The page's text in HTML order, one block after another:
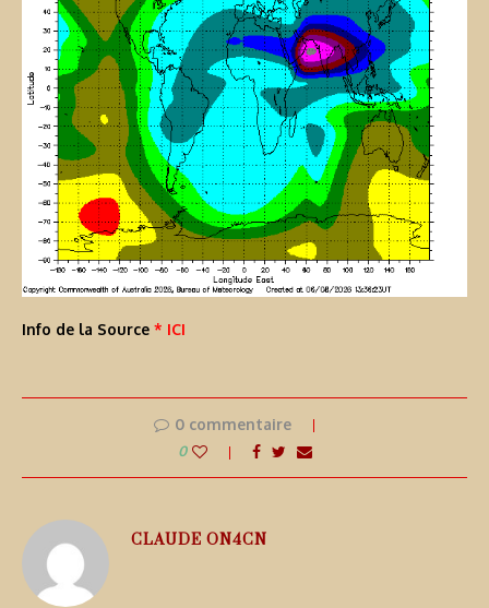
Info de la Source * ICI
0 commentaire
0
CLAUDE ON4CN